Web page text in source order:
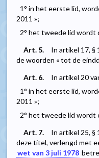
1° in het eerste lid,
2011 »;
2° het tweede lid wordt
Art. 5.
In artikel 17, §
de woorden « tot de
Art. 6.
In artikel 20
1° in het eerste lid,
2011 »;
2° het tweede lid wordt
Art. 7.
In artikel 25, §
deze titel, verlengd met
wet van 3 juli 1978